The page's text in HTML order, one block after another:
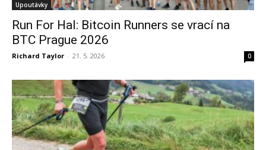
Upoutávky
Run For Hal: Bitcoin Runners se vrací na
BTC Prague 2026
Richard Taylor - 21. 5. 2026 0